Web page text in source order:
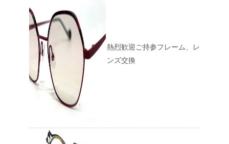
熱烈歓迎ご持参フレーム、レ
ンズ交換